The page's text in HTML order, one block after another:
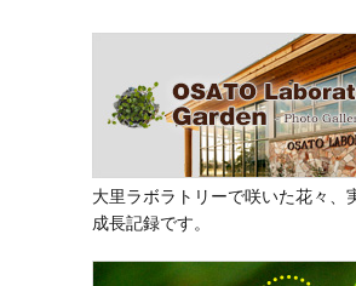
大里ラボラトリーで咲いた花々、
成長記録です。